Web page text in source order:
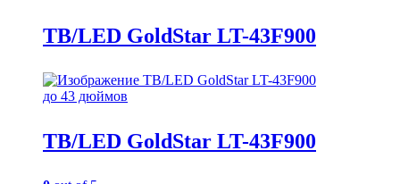
TB/LED GoldStar LT-43F900
до 43 дюймов
TB/LED GoldStar LT-43F900